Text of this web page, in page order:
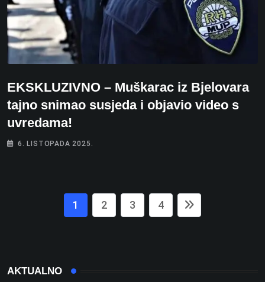
EKSKLUZIVNO – Muškarac iz Bjelovara
tajno snimao susjeda i objavio video s
uvredama!
6. LISTOPADA 2025.
1 2 3 4
AKTUALNO